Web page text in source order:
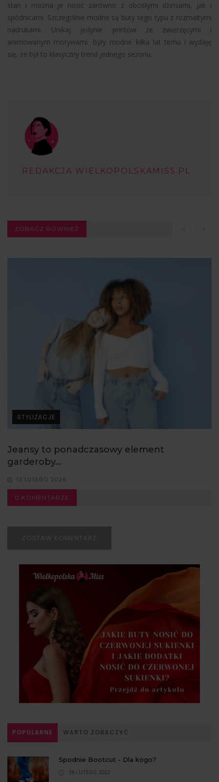
stan i można je nosić zarówno z obcisłymi dżinsami, jak i
spódnicami. Szczególnie modne są buty tego typu z rozmaitymi
nadrukami. Unikaj jedynie printów ze zwierzęcymi i
animowanym motywami. Były modne kilka lat temu i wydaję
się, że był to klasyczny trend jednego sezonu.
REDAKCJA WIELKOPOLSKAMISS.PL
ZOBACZ RÓWNIEŻ
STYLIZACJE
Jeansy to ponadczasowy element
garderoby...
13 LUTEGO 2026
0 KOMENTARZE
ZOSTAW KOMENTARZ
POPULARNE WARTO ZOBACZYĆ
Spodnie Bootcut - Dla kogo?
28 LUTEGO 2022